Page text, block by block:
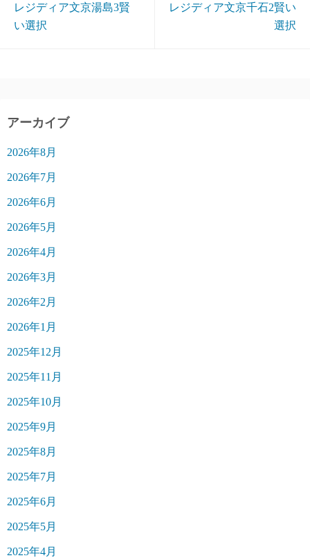
レジディア文京湯島3賢
い選択
レジディア文京千石2賢い
選択
アーカイブ
2026年8月
2026年7月
2026年6月
2026年5月
2026年4月
2026年3月
2026年2月
2026年1月
2025年12月
2025年11月
2025年10月
2025年9月
2025年8月
2025年7月
2025年6月
2025年5月
2025年4月